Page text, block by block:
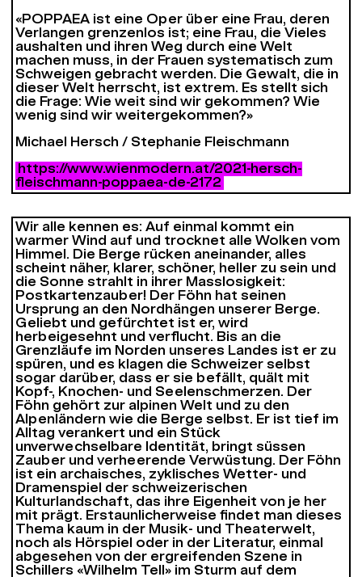
«POPPAEA ist eine Oper über eine Frau, deren
Verlangen grenzenlos ist; eine Frau, die Vieles
aushalten und ihren Weg durch eine Welt
machen muss, in der Frauen systematisch zum
Schweigen gebracht werden. Die Gewalt, die in
dieser Welt herrscht, ist extrem. Es stellt sich
die Frage: Wie weit sind wir gekommen? Wie
wenig sind wir weitergekommen?»
Michael Hersch / Stephanie Fleischmann
https://www.wienmodern.at/2021-hersch-
fleischmann-poppaea-de-2172
Wir alle kennen es: Auf einmal kommt ein
warmer Wind auf und trocknet alle Wolken vom
Himmel. Die Berge rücken aneinander, alles
scheint näher, klarer, schöner, heller zu sein und
die Sonne strahlt in ihrer Masslosigkeit:
Postkartenzauber! Der Föhn hat seinen
Ursprung an den Nordhängen unserer Berge.
Geliebt und gefürchtet ist er, wird
herbeigesehnt und verflucht. Bis an die
Grenzläufe im Norden unseres Landes ist er zu
spüren, und es klagen die Schweizer selbst
sogar darüber, dass er sie befällt, quält mit
Kopf-, Knochen- und Seelenschmerzen. Der
Föhn gehört zur alpinen Welt und zu den
Alpenländern wie die Berge selbst. Er ist tief im
Alltag verankert und ein Stück
unverwechselbare Identität, bringt süssen
Zauber und verheerende Verwüstung. Der Föhn
ist ein archaisches, zyklisches Wetter- und
Dramenspiel der schweizerischen
Kulturlandschaft, das ihre Eigenheit von je her
mit prägt. Erstaunlicherweise findet man dieses
Thema kaum in der Musik- und Theaterwelt,
noch als Hörspiel oder in der Literatur, einmal
abgesehen von der ergreifenden Szene in
Schillers «Wilhelm Tell» im Sturm auf dem